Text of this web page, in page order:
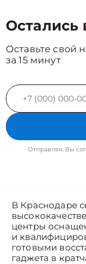
Остались
Оставьте свой
за 15 минут
Отправляя, Вы
В Краснодаре
центры
и
готовыми
гаджета в